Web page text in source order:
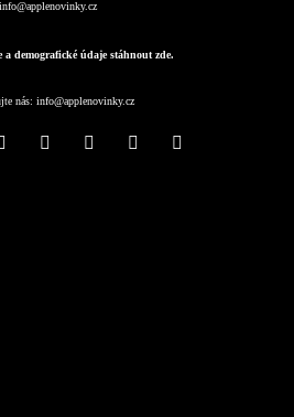
info@applenovinky.cz
a demografické údaje stáhnout zde.
nás: info@applenovinky.cz